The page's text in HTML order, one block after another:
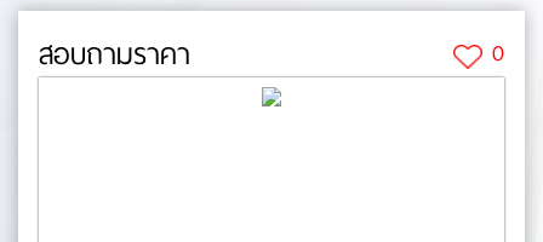
สอบถามราคา 0